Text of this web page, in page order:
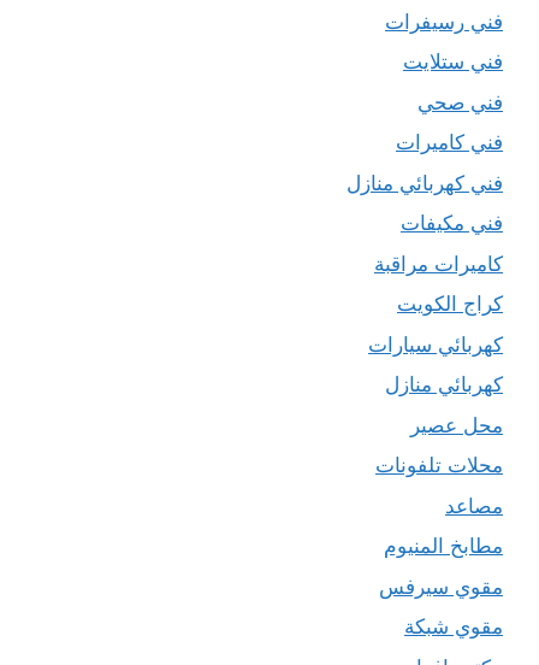
فني رسيفرات
فني ستلايت
فني صحي
فني كاميرات
فني كهربائي منازل
فني مكيفات
كاميرات مراقبة
كراج الكويت
كهربائي سيارات
كهربائي منازل
محل عصير
محلات تلفونات
مصاعد
مطابخ المنيوم
مقوي سيرفس
مقوي شبكة